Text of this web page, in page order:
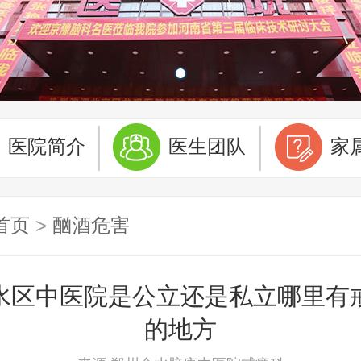
医院简介 医生团队 家
页 > 酗酒危害
区中医院是公立还是私立哪里有
的地方